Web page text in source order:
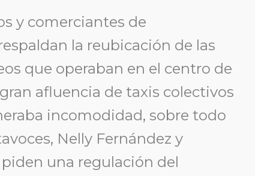
y comerciantes de
la reubicación de las
que operaban en el centro de
afluencia de taxis colectivos
incomodidad, sobre todo
Nelly Fernández y
piden una regulación del